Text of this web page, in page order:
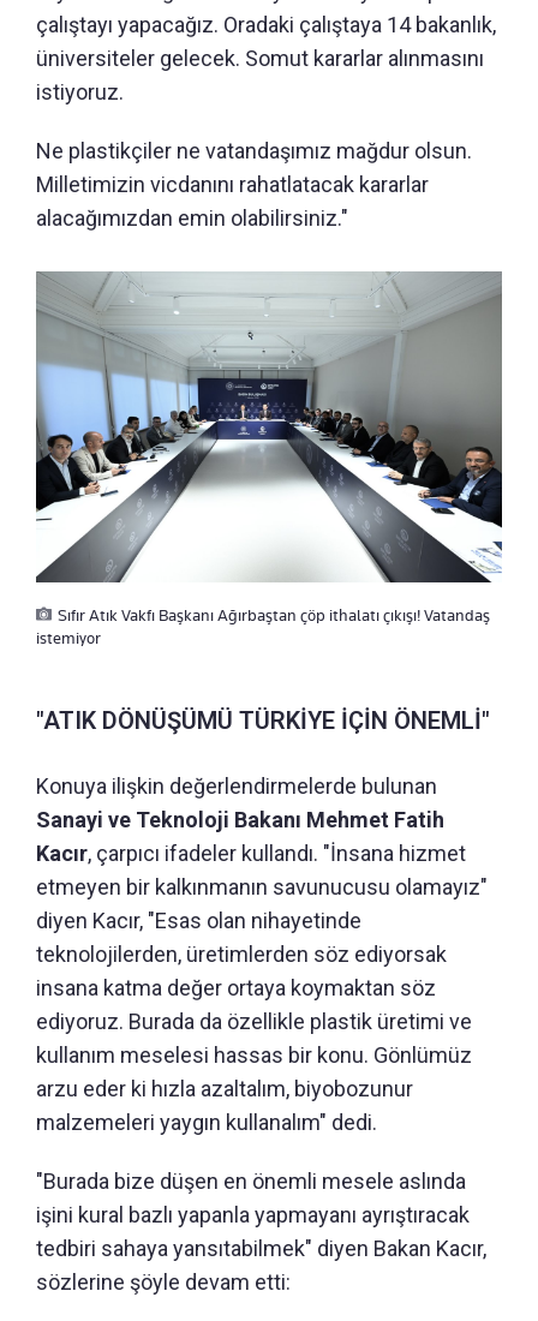
çalıştayı yapacağız. Oradaki çalıştaya 14 bakanlık,
üniversiteler gelecek. Somut kararlar alınmasını
istiyoruz.
Ne plastikçiler ne vatandaşımız mağdur olsun.
Milletimizin vicdanını rahatlatacak kararlar
alacağımızdan emin olabilirsiniz."
Sıfır Atık Vakfı Başkanı Ağırbaştan çöp ithalatı çıkışı! Vatandaş
istemiyor
"ATIK DÖNÜŞÜMÜ TÜRKİYE İÇİN ÖNEMLİ"
Konuya ilişkin değerlendirmelerde bulunan
Sanayi ve Teknoloji Bakanı Mehmet Fatih
Kacır, çarpıcı ifadeler kullandı. "İnsana hizmet
etmeyen bir kalkınmanın savunucusu olamayız"
diyen Kacır, "Esas olan nihayetinde
teknolojilerden, üretimlerden söz ediyorsak
insana katma değer ortaya koymaktan söz
ediyoruz. Burada da özellikle plastik üretimi ve
kullanım meselesi hassas bir konu. Gönlümüz
arzu eder ki hızla azaltalım, biyobozunur
malzemeleri yaygın kullanalım" dedi.
"Burada bize düşen en önemli mesele aslında
işini kural bazlı yapanla yapmayanı ayrıştıracak
tedbiri sahaya yansıtabilmek" diyen Bakan Kacır,
sözlerine şöyle devam etti: